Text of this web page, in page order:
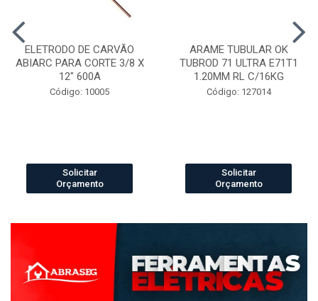
ELETRODO DE CARVÃO
ABIARC PARA CORTE 3/8 X
12" 600A
Código: 10005
Solicitar
Orçamento
ARAME TUBULAR OK
TUBROD 71 ULTRA E71T1
1.20MM RL C/16KG
Código: 127014
Solicitar
Orçamento